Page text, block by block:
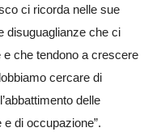
ci ricorda nelle sue
disuguaglianze che ci
che tendono a crescere
cercare di
delle
di occupazione”.